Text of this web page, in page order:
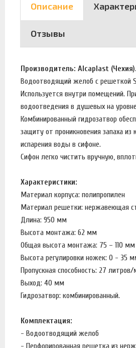
Описание
Отзывы
Производитель: Alcaplast (Чехия).
Водоотводящий желоб с решеткой
Используется внутри помещений.
водоотведения в душевых на
Комбинированный гидрозатвор
защиту от проникновения запаха из
испарения воды в сифоне.
Сифон легко чистить вручную,
Характеристики:
Материал корпуса: полипропилен
Материал решетки: нержавеющая
Длина: 950 мм
Высота монтажа: 62 мм
Общая высота монтажа: 75 – 110 мм
Высота регулировки ножек: 0 - 35
Пропускная способность: 27
Выход: 40 мм
Гидрозатвор: комбинированный.
Комплектация:
- Водоотводящий желоб
- Перфорированная решетка из